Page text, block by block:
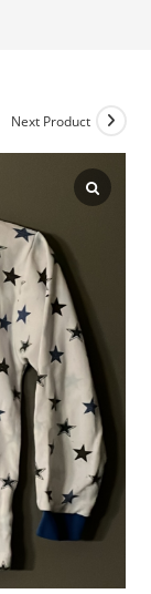
Next Product